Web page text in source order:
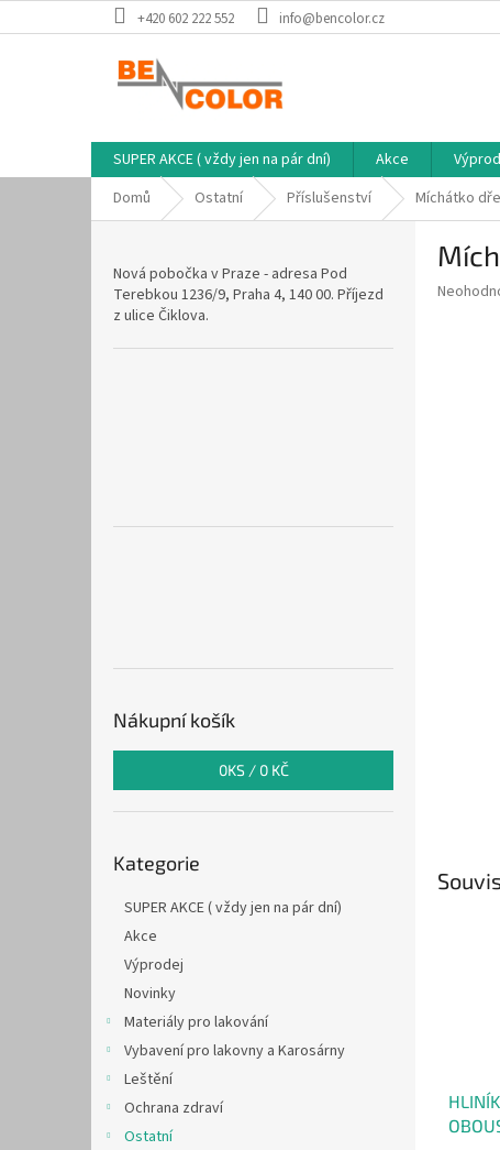
na
+420 602 222 552 info@bencolor.cz
SUPER AKCE ( vždy jen na pár dní) Akce
Domů
Ostatní Příslušenství Míchátko
Nová pobočka v Praze - adresa Pod
Terebkou 1236/9, Praha 4, 140 00. Příjezd
z ulice Čiklova.
Nákupní košík
0KS / 0 KČ
kategorie
Kategorie
SUPER AKCE ( vždy jen na pár dní)
Akce
Výprodej
Novinky
Materiály pro lakování
Vybavení pro lakovny a Karosárny
Leštění
Ochrana zdraví
Ostatní
Průměrné